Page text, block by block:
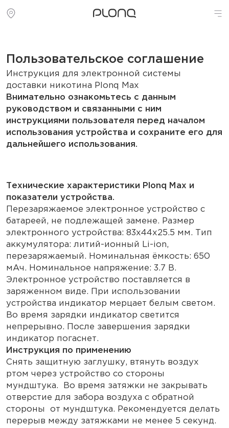
Пользовательское соглашение
Инструкция для электронной системы
доставки никотина Plonq Max
Внимательно ознакомьтесь с данным
руководством и связанными с ним
инструкциями пользователя перед началом
использования устройства и сохраните его для
дальнейшего использования.
Технические характеристики Plonq Max и
показатели устройства.
Перезаряжаемое электронное устройство с
батареей, не подлежащей замене. Размер
электронного устройства: 83x44x25.5 мм. Тип
аккумулятора: литий-ионный Li-ion,
перезаряжаемый. Номинальная ёмкость: 650
мАч. Номинальное напряжение: 3.7 B.
Электронное устройство поставляется в
заряженном виде. При использовании
устройства индикатор мерцает белым светом.
Во время зарядки индикатор светится
непрерывно. После завершения зарядки
индикатор погаснет.
Инструкция по применению
Снять защитную заглушку, втянуть воздух
ртом через устройство со стороны
мундштука. Во время затяжки не закрывать
отверстие для забора воздуха с обратной
стороны от мундштука. Рекомендуется делать
перерыв между затяжками не менее 5 секунд.